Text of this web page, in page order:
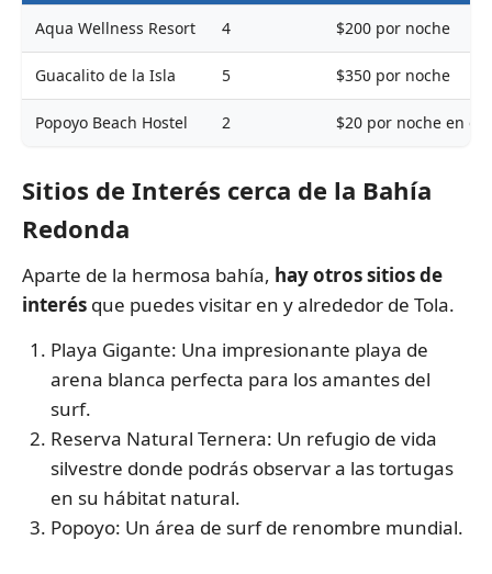
Aqua Wellness Resort 4 $200 por noche
Guacalito de la Isla 5 $350 por noche
Popoyo Beach Hostel 2 $20 por noche en
Sitios de Interés cerca de la Bahía
Redonda
Aparte de la hermosa bahía, hay otros sitios de
interés que puedes visitar en y alrededor de Tola.
Playa Gigante: Una impresionante playa de
arena blanca perfecta para los amantes del
surf.
Reserva Natural Ternera: Un refugio de vida
silvestre donde podrás observar a las tortugas
en su hábitat natural.
Popoyo: Un área de surf de renombre mundial.